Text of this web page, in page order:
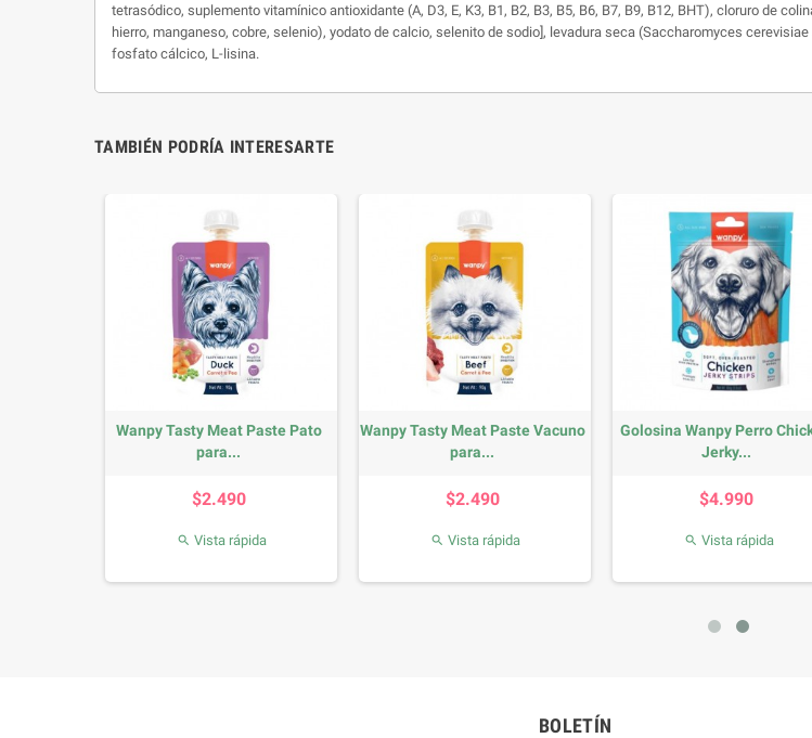
tetrasódico, suplemento vitamínico antioxidante (A, D3, E, K3, B1, B2, B3, B5, B6, B7, B9, B12, BHT), cloruro de
hierro, manganeso, cobre, selenio), yodato de calcio, selenito de sodio], levadura seca (Saccharomyces
fosfato cálcico, L-lisina.
TAMBIÉN PODRÍA INTERESARTE
Wanpy Tasty Meat Paste Pato
para...
$2.490
 Vista rápida
Wanpy Tasty Meat Paste Vacuno
para...
$2.490
 Vista rápida
Golosina Wanpy Perro
Jerky...
$4.990
 Vista rápida
BOLETÍN